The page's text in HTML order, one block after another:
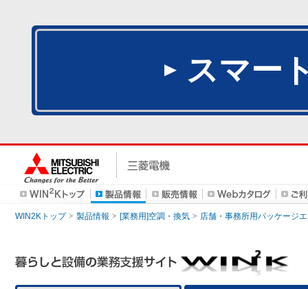
スマー
WIN2Kトップ 製品情報 [業務用]空調・換気 店舗・事務所用パッケージ